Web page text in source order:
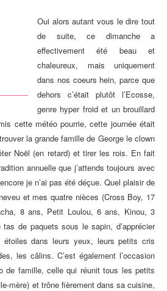
Oui alors autant vous le dire tout
de suite, ce dimanche a
effectivement été beau et
chaleureux, mais uniquement
dans nos coeurs hein, parce que
dehors c’était plutôt l’Ecosse,
genre hyper froid et un brouillard
cette météo pourrie, cette journée était
la grande famille de George le clown
Noël (en retard) et tirer les rois. En fait
annuelle que j’attends toujours avec
je n’ai pas été déçue. Quel plaisir de
veu et mes quatre nièces (Cross Boy, 17
8 ans, Petit Loulou, 6 ans, Kinou, 3
tas de paquets sous le sapin,d’apprécier
dans leurs yeux, leurs petits cris
les câlins. C’est également l’occasion
de famille, celle qui réunit tous les petits
e-mère) et trône fièrement dans sa cuisine,